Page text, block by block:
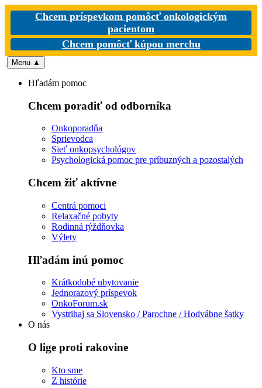
Chcem príspevkom pomôcť onkologickým
pacientom
Chcem pomôcť kúpou merchu
Menu ▲
Hľadám pomoc
Chcem poradiť od odborníka
Onkoporadňa
Sprievodca
Sieť onkopsychológov
Psychologická pomoc pre príbuzných a pozostalých
Chcem žiť aktívne
Centrá pomoci
Relaxačné pobyty
Rodinná týždňovka
Výlety
Hľadám inú pomoc
Krátkodobé ubytovanie
Jednorazový príspevok
OnkoForum.sk
Vystrihaj sa Slovensko / Parochne / Hodvábne šatky
O nás
O lige proti rakovine
Kto sme
Z histórie